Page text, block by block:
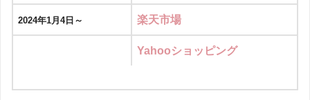
2024年1月4日～ 楽天市場
Yahooショッピング